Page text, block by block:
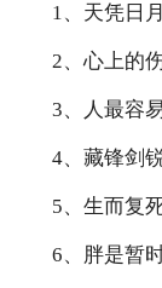
1、天凭日
2、心上的
3、人最容
4、藏锋剑
5、生而复
6、胖是暂